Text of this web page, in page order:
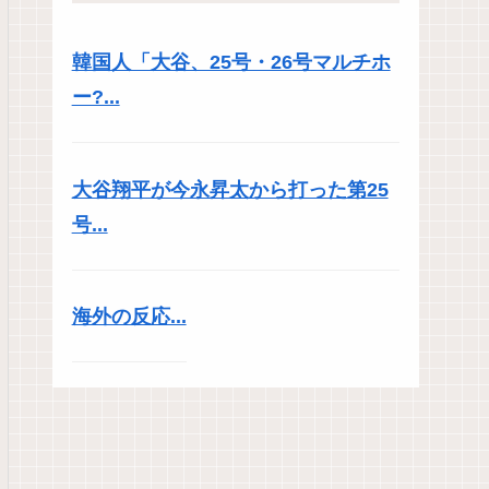
韓国人「大谷、25号・26号マルチホ
ー?...
大谷翔平が今永昇太から打った第25
号...
海外の反応...